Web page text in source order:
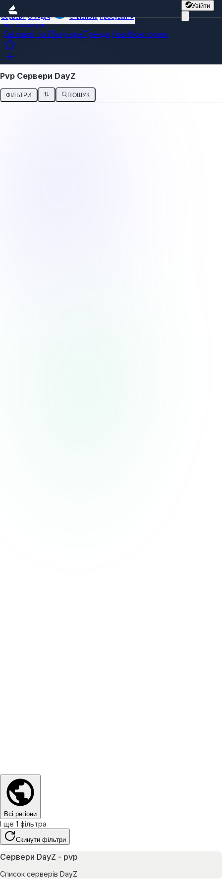
Увійти
Сервери Оглядач Спільнота Просування
Всі сервери
Світовий топПопулярніТренди Нові Моніторинг
Pvp Сервери DayZ
ФІЛЬТРИ ПОШУК
Всі регіони
І ще 1 фільтра
Скинути фільтри
Сервери DayZ - pvp
Список серверів DayZ